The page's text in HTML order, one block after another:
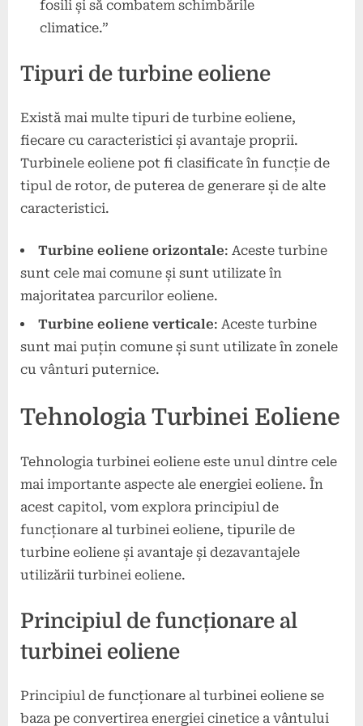
fosili și să combatem schimbările
climatice.”
Tipuri de turbine eoliene
Există mai multe tipuri de turbine eoliene,
fiecare cu caracteristici și avantaje proprii.
Turbinele eoliene pot fi clasificate în funcție de
tipul de rotor, de puterea de generare și de alte
caracteristici.
Turbine eoliene orizontale: Aceste turbine
sunt cele mai comune și sunt utilizate în
majoritatea parcurilor eoliene.
Turbine eoliene verticale: Aceste turbine
sunt mai puțin comune și sunt utilizate în zonele
cu vânturi puternice.
Tehnologia Turbinei Eoliene
Tehnologia turbinei eoliene este unul dintre cele
mai importante aspecte ale energiei eoliene. În
acest capitol, vom explora principiul de
funcționare al turbinei eoliene, tipurile de
turbine eoliene și avantaje și dezavantajele
utilizării turbinei eoliene.
Principiul de funcționare al
turbinei eoliene
Principiul de funcționare al turbinei eoliene se
baza pe convertirea energiei cinetice a vântului